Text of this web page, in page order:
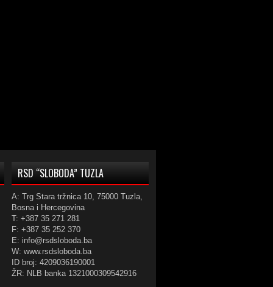
RSD “SLOBODA” TUZLA
A: Trg Stara tržnica 10, 75000 Tuzla,
Bosna i Hercegovina
T: +387 35 271 281
F: +387 35 252 370
E: info@rsdsloboda.ba
W: www.rsdsloboda.ba
ID broj: 4209036190001
ŽR: NLB banka 1321000309542916